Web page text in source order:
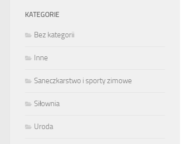
KATEGORIE
Bez kategorii
Inne
Saneczkarstwo i sporty zimowe
Siłownia
Uroda